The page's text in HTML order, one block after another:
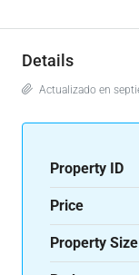
Details
Actualizado en
Property ID
Price
Property Size